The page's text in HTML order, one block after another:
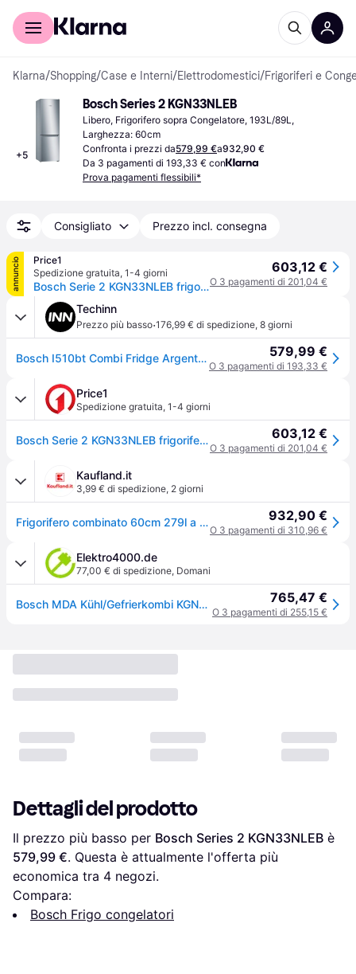
Per il tuo shopping
Klarna/Shopping/Case e Interni/Elettrodomestici/Frigoriferi e
+5
Bosch Series 2 KGN33NLEB
Libero, Frigorifero sopra Congelatore, 193L/89L,
Larghezza: 60cm
Confronta i prezzi da579,99 €a932,90 €
Da 3 pagamenti di 193,33 € con
Prova pagamenti flessibili*
Consigliato Prezzo incl. consegna
annuncio
Price1
Spedizione gratuita, 1-4 giorni
Bosch Serie 2 KGN33NLEB frigorifero con congelatore Libera installazione 282 L E Acciaio inossidabile (KGN33NLEB)
603,12 €
O 3 pagamenti di 201,04 €
Techinn
Prezzo più basso·176,99 € di spedizione, 8 giorni
Bosch I510bt Combi Fridge Argento 193L / EU Plug 220V 579,99 €
O 3 pagamenti di 193,33 €
Price1
Spedizione gratuita, 1-4 giorni
Bosch Serie 2 KGN33NLEB frigorifero con congelatore Libera installazione 282 L E Acciaio inossidabile (KGN33NLEB) 603,12 €
O 3 pagamenti di 201,04 €
Kaufland.it
3,99 € di spedizione, 2 giorni
Frigorifero combinato 60cm 279l a ++ nofrost inox Bosch KGN33NLEB 932,90 €
O 3 pagamenti di 310,96 €
Elektro4000.de
77,00 € di spedizione, Domani
Bosch MDA Kühl/Gefrierkombi KGN33NLEB 765,47 €
O 3 pagamenti di 255,15 €
Dettagli del prodotto
Il prezzo più basso per Bosch Series 2 KGN33NLEB
579,99 €. Questa è attualmente l'offerta più
economica tra 4 negozi.
Compara:
Bosch Frigo congelatori